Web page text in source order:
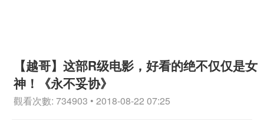
【越哥】这部R级电影，好看的绝不仅仅是女
神！《永不妥协》
觀看次數: 734903 • 2018-08-22 07:25